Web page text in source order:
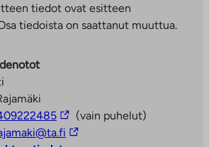
vapaa-ajan keskuksena, jossa on
ja liikuntahalli. Suurpellossa
Matinkylän Ison Omenan sekä
ja palveluihin.
tiedot ovat esitteen
tiedoista on saattanut muuttua.
Linkki
vie
(vain puhelut)
Linkki